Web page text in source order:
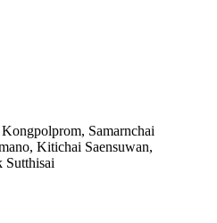
Samarnchai
Kitichai Saensuwan,
Sutthisai